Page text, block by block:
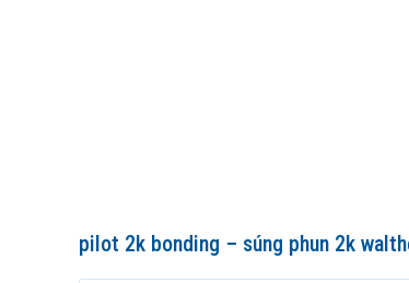
pilot 2k bonding – súng phun 2k